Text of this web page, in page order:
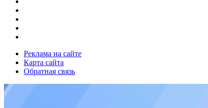
Реклама на сайте
Карта сайта
Обратная связь